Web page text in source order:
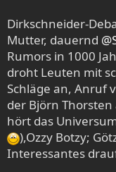
Aussprache der
natürlich alle
erwarten.
DEAF FOREVER
August im
unserem
forever.de/
Anhang anzeigen
Dirkschneider-
Mutter, dauernd
Rumors in 1000
droht Leuten mit
Schläge an, Anruf
der Björn
hört das
),Ozzy Botzy;
Interessantes